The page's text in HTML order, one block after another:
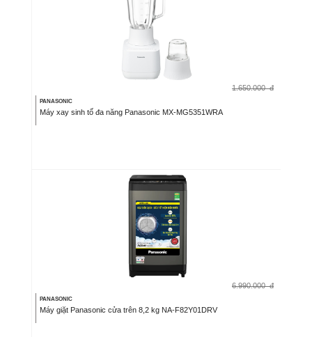
1.650.000 đ
PANASONIC
Máy xay sinh tố đa năng Panasonic MX-MG5351WRA
6.990.000 đ
PANASONIC
Máy giặt Panasonic cửa trên 8,2 kg NA-F82Y01DRV